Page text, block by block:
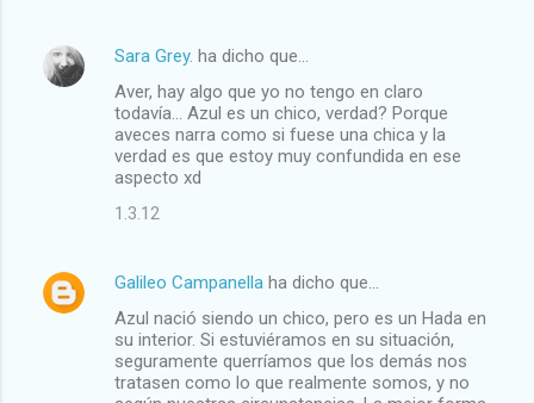
Sara Grey. ha dicho que…
Aver, hay algo que yo no tengo en claro
todavía... Azul es un chico, verdad? Porque
aveces narra como si fuese una chica y la
verdad es que estoy muy confundida en ese
aspecto xd
1.3.12
Galileo Campanella ha dicho que…
Azul nació siendo un chico, pero es un Hada en
su interior. Si estuviéramos en su situación,
seguramente querríamos que los demás nos
tratasen como lo que realmente somos, y no